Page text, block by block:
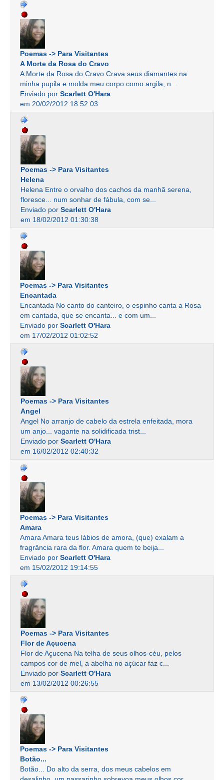
Poemas -> Para Visitantes
A Morte da Rosa do Cravo
A Morte da Rosa do Cravo Crava seus diamantes na
minha pupila e molda meu corpo como argila, n...
Enviado por Scarlett O'Hara
em 20/02/2012 18:52:03
Poemas -> Para Visitantes
Helena
Helena Entre o orvalho dos cachos da manhã serena,
floresce... num sonhar de fábula, com se...
Enviado por Scarlett O'Hara
em 18/02/2012 01:30:38
Poemas -> Para Visitantes
Encantada
Encantada No canto do canteiro, o espinho canta a Rosa
em cantada, que se encanta... e com um...
Enviado por Scarlett O'Hara
em 17/02/2012 01:02:52
Poemas -> Para Visitantes
Angel
Angel No arranjo de cabelo da estrela enfeitada, mora
um anjo... vagante na solidificada trist...
Enviado por Scarlett O'Hara
em 16/02/2012 02:40:32
Poemas -> Para Visitantes
Amara
Amara Amara teus lábios de amora, (que) exalam a
fragrância rara da flor. Amara quem te beija...
Enviado por Scarlett O'Hara
em 15/02/2012 19:14:55
Poemas -> Para Visitantes
Flor de Açucena
Flor de Açucena Na telha de seus olhos-céu, pelos
campos cor de mel, a abelha no açúcar faz c...
Enviado por Scarlett O'Hara
em 13/02/2012 00:26:55
Poemas -> Para Visitantes
Botão...
Botão... Do alto da serra, dos meus cabelos em